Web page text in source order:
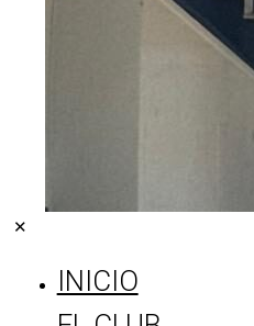
✕
INICIO